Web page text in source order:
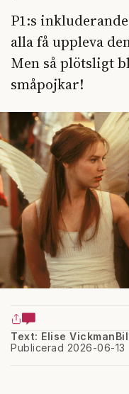
P1:s
alla få uppleva
Men så plötsligt
småpojkar!
Text: Elise Vickman
Publicerad 2026-06-13